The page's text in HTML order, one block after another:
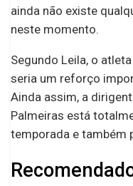
ainda não existe
neste momento.
Segundo Leila, o
seria um reforço
Ainda assim, a
Palmeiras está
temporada e também